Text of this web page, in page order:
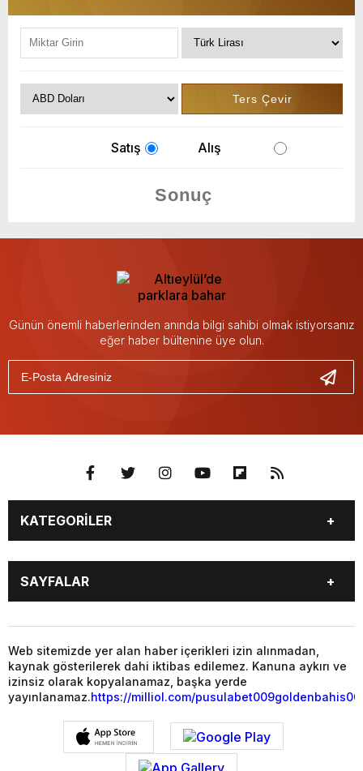
Satış Alış
Günün önemli haberlerinden anında bilgi sahibi olmak istiyorsanız
eğer haber bültenine üye olun.
KATEGORİLER
YAŞAM
SİYASET
GAZETE OKU
PUAN DURUMU
TÜM MANŞET HABERLERİ
SAYFALAR
MAGAZİN
YAŞAM
SİYASET
EKONOMİ
Web sitemizde yer alan haber içerikleri izin alınmadan,
kaynak gösterilerek dahi iktibas edilemez. Kanuna aykırı ve
izinsiz olarak kopyalanamaz, başka yerde
yayınlanamaz.https://milliol.com/pusulabet009